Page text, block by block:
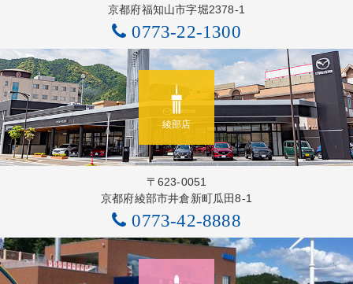
京都府福知山市字堀2378-1
0773-22-1300
綾部店
〒623-0051
京都府綾部市井倉新町瓜田8-1
0773-42-8888